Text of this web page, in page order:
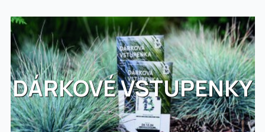
DÁRKOVÉ VSTUPENKY